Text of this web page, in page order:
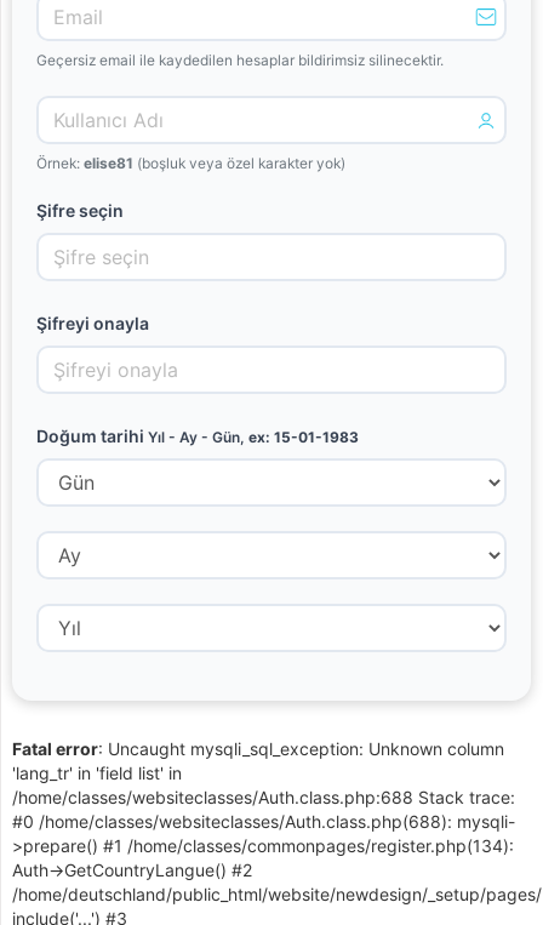
Geçersiz email ile kaydedilen hesaplar bildirimsiz silinecektir.
Örnek: elise81 (boşluk veya özel karakter yok)
Şifre seçin
Şifreyi onayla
Doğum tarihi Yıl - Ay - Gün, ex: 15-01-1983
Fatal error: Uncaught mysqli_sql_exception: Unknown column
'lang_tr' in 'field list' in
/home/classes/websiteclasses/Auth.class.php:688 Stack trace:
#0 /home/classes/websiteclasses/Auth.class.php(688): mysqli-
>prepare() #1 /home/classes/commonpages/register.php(134):
Auth->GetCountryLangue() #2
/home/deutschland/public_html/website/newdesign/_setup/
include('...') #3